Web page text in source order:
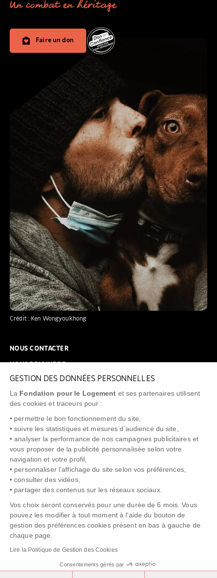
GESTION DES DONNÉES PERSONNELLES
La Fondation pour le Logement et ses partenaires utilisent
des cookies et traceurs pour :
• permettre le bon fonctionnement du site,
• suivre les statistiques et mesures d’audience du site,
• analyser la performance de nos campagnes publicitaires et
vous proposer de la publicité personnalisée selon votre
navigation et votre profil,
• personnaliser l’affichage du site selon vos préférences,
• consulter des vidéos,
• partager des contenus sur les réseaux sociaux.
Vos choix seront conservés pour une durée de 6 mois. Vous
pouvez les modifier à tout moment à l’aide du bouton de
gestion des préférences cookies présent en bas à gauche de
chaque page.
Lire la Politique de Gestion des Cookies
Consentements gérés par
Crédit : Ken Wongyoukhong
Un combat en héritage
Faire un don
NOUS CONTACTER
NOUS REJOINDRE
FAQ
NEWSLETTER
"Allô Prévention Expulsion" 0805 299 049
POLITIQUE COOKIES CRÉDITS